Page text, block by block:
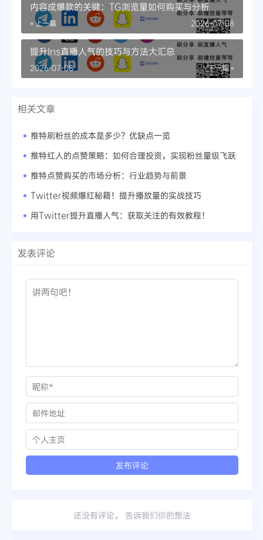
内容成爆款的关键：TG浏览量如何购买与分析
« 上一篇 2026-07-08
提升Ins直播人气的技巧与方法大汇总
下一篇 »
2026-07-08
相关文章
推特刷粉丝的成本是多少？优缺点一览
推特红人的点赞策略：如何合理投资，实现粉丝量级飞跃
推特点赞购买的市场分析：行业趋势与前景
Twitter视频爆红秘籍！提升播放量的实战技巧
用Twitter提升直播人气：获取关注的有效教程！
发表评论
还没有评论， 告诉我们你的想法